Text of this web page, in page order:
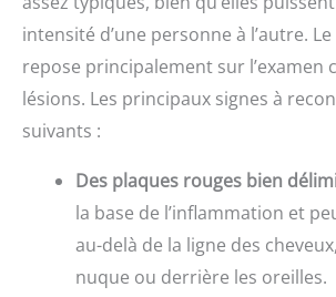
intensité d’une personne à l’autre.
repose principalement sur l’examen
lésions. Les principaux signes à
suivants :
Des plaques rouges bien
la base de l’inflammation et
au-delà de la ligne des
nuque ou derrière les oreilles.